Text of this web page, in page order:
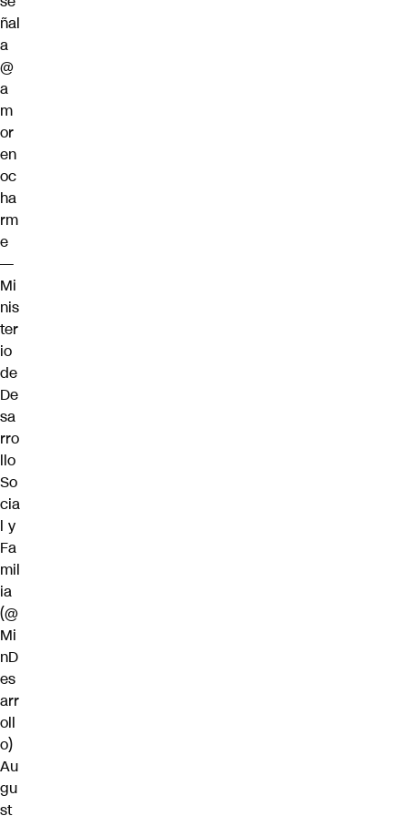
ñal
a
@
a
m
or
en
oc
ha
rm
e
—
Mi
nis
ter
io
de
De
sa
rro
llo
So
cia
l y
Fa
mil
ia
(@
Mi
nD
es
arr
oll
o)
Au
gu
st